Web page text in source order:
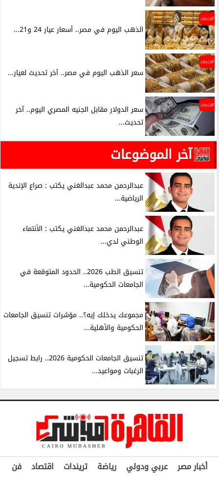
اقتصاد
الذهب اليوم في مصر.. أسعار عيار 24 و21...
اقتصاد
سعر الذهب اليوم في مصر.. آخر تحديث لعيار...
اقتصاد
سعر الدولار مقابل الجنيه المصري اليوم.. آخر
تحديث...
آخر الموضوعات
عبدالرحمن محمد عبدالغني يكتب : صراع الإندية
الرياضية...
عبدالرحمن محمد عبدالغني يكتب : الأنتماء
الوطني لدي...
تنسيق الطب 2026.. الحدود المتوقعة في
الجامعات الحكومية...
مجموعك يدخلك إيه؟.. مؤشرات تنسيق الجامعات
الحكومية والأهلية...
تنسيق الجامعات الحكومية 2026.. رابط تسجيل
الرغبات ومواعيد...
أخبار مصر عربي ودولي رياضة تريندات اقتصاد
فن